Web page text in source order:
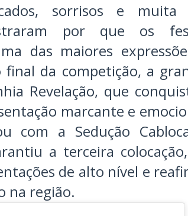
sorrisos e muita
por que os
das maiores
da competição, a
Revelação, que
marcante e
com a Sedução
a terceira
de alto nível e
na região.